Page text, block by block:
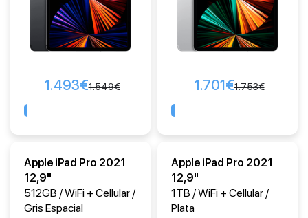
1.549€
1.493€ 1.753€
1.701€
Apple iPad Pro 2021
12,9"
512GB / WiFi + Cellular /
Gris Espacial
Apple iPad Pro 2021
12,9"
1TB / WiFi + Cellular /
Plata